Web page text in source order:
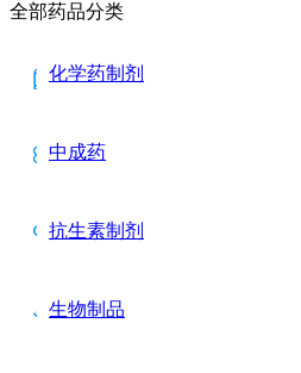
全部药品分类
化学药制剂
中成药
抗生素制剂
生物制品